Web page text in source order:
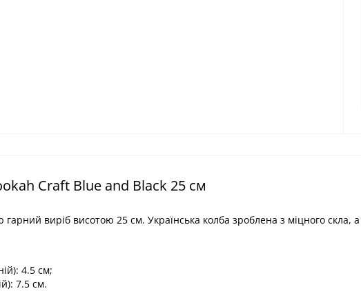
Craft Blue and Black 25 см
виріб висотою 25 см. Українська колба зроблена з міцного скла,
4.5 см;
7.5 см.